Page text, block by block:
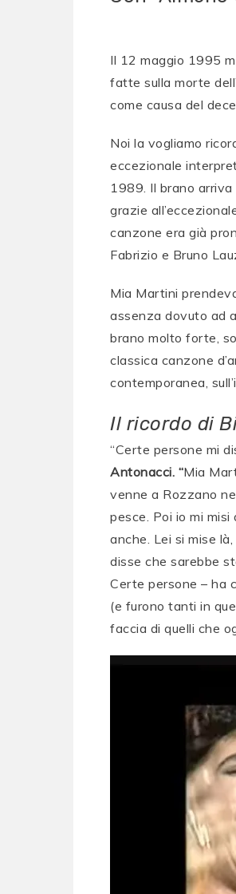
Il 12 maggio 1995
fatte sulla morte
come causa del
Noi la vogliamo
eccezionale
1989. Il brano
grazie
canzone era già
Fabrizio e Bruno
Mia Martini
assenza dovuto ad
brano molto forte,
classica canzone
contemporanea,
Il ricordo di
“Certe persone mi
Antonacci. “Mia
venne a Rozzano
pesce. Poi io mi misi
anche. Lei si mise
disse che sarebbe
Certe persone – ha
(e furono tanti in
faccia di quelli che